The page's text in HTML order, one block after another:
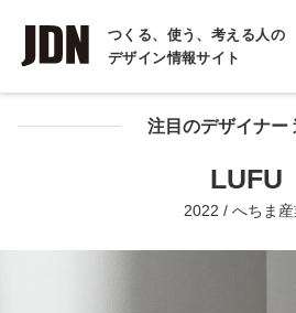
つくる、使う、考える人の
デザイン情報サイト
INTERVIEW
インタビュー
REPORT注目のデザイナー
LUFU
2022 / へちま